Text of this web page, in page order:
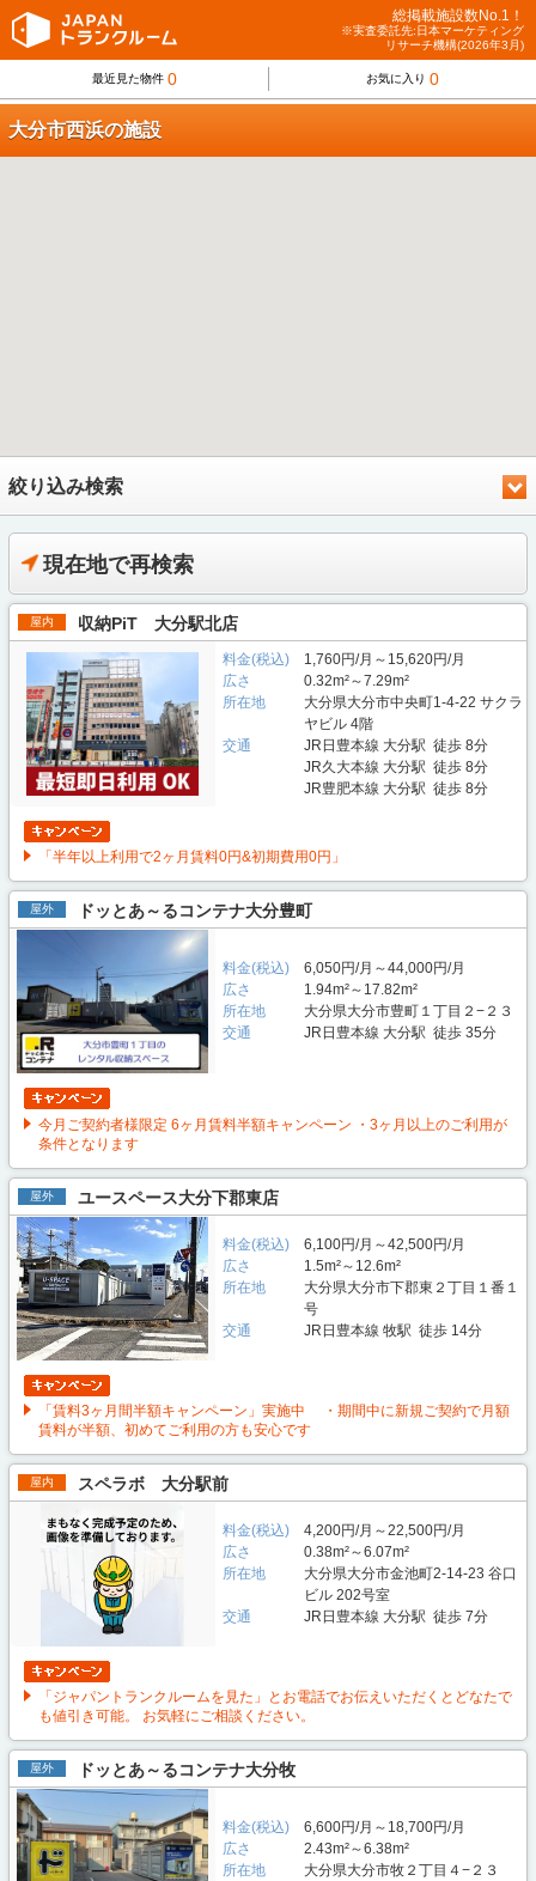
総掲載施設数No.1！
※実査委託先:日本マーケティング
リサーチ機構(2026年3月)
最近見た物件 0 お気に入り 0
大分市西浜の施設
絞り込み検索
現在地で再検索
屋内 収納PiT 大分駅北店
料金(税込)
1,760円/月～15,620円/月
広さ
0.32m²～7.29m²
所在地
大分県大分市中央町1-4-22 サクラ
ヤビル 4階
交通
JR日豊本線 大分駅 徒歩 8分
JR久大本線 大分駅 徒歩 8分
JR豊肥本線 大分駅 徒歩 8分
「半年以上利用で2ヶ月賃料0円&初期費用0円」
屋外 ドッとあ～るコンテナ大分豊町
料金(税込)
6,050円/月～44,000円/月
広さ
1.94m²～17.82m²
所在地
大分県大分市豊町１丁目２−２３
交通
JR日豊本線 大分駅 徒歩 35分
今月ご契約者様限定 6ヶ月賃料半額キャンペーン ・3ヶ月以上のご利用が
条件となります
屋外 ユースペース大分下郡東店
料金(税込)
6,100円/月～42,500円/月
広さ
1.5m²～12.6m²
所在地
大分県大分市下郡東２丁目１番１
号
交通
JR日豊本線 牧駅 徒歩 14分
「賃料3ヶ月間半額キャンペーン」実施中 ・期間中に新規ご契約で月額
賃料が半額、初めてご利用の方も安心です
屋内 スペラボ 大分駅前
料金(税込)
4,200円/月～22,500円/月
広さ
0.38m²～6.07m²
所在地
大分県大分市金池町2-14-23 谷口
ビル 202号室
交通
JR日豊本線 大分駅 徒歩 7分
「ジャパントランクルームを見た」とお電話でお伝えいただくとどなたで
も値引き可能。 お気軽にご相談ください。
屋外 ドッとあ～るコンテナ大分牧
料金(税込)
6,600円/月～18,700円/月
広さ
2.43m²～6.38m²
所在地
大分県大分市牧２丁目４−２３